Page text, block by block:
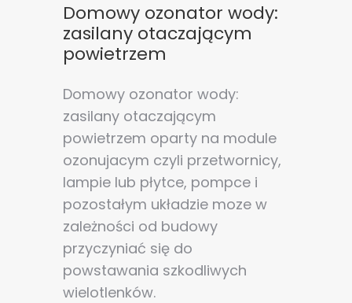
Domowy ozonator wody:
zasilany otaczającym
powietrzem
Domowy ozonator wody:
zasilany otaczającym
powietrzem oparty na module
ozonujacym czyli przetwornicy,
lampie lub płytce, pompce i
pozostałym układzie moze w
zależności od budowy
przyczyniać się do
powstawania szkodliwych
wielotlenków.